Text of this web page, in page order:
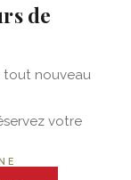
de
tout nouveau
votre